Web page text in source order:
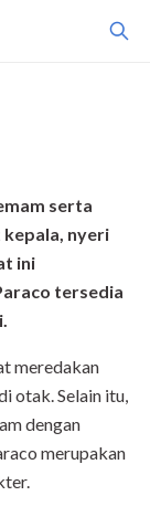
serta
kepala, nyeri
ini
tersedia
meredakan
otak. Selain itu,
dengan
merupakan